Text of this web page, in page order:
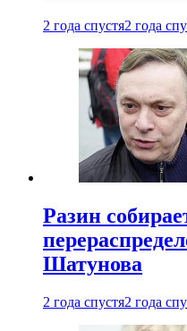
2 года спустя2 года
Разин
Шатунова
2 года спустя2 года